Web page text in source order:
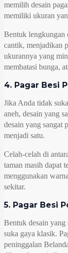
memilih desain
memiliki ukuran
Bentuk lengkungan
cantik, menjadikan
ukurannya yang
membatasi bunga,
4. Pagar Besi
Jika Anda tidak
aneh, desain yang
desain yang sangat
menjadi satu.
Celah-celah di
taman masih dapat
menggunakan
sekitar.
5. Pagar Besi
Bentuk desain
suka gaya klasik.
peninggalan